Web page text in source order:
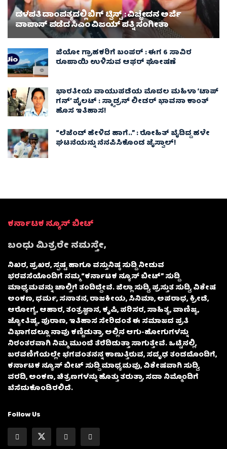
ದಳಪತಿ ದಾಂಪತ್ಯದಲ್ಲಿ ಬಿಗ್ ಟ್ವಿಸ್ಟ್ : ವಿಚ್ಛೇದನ ಅರ್ಜಿ
ವಾಪಾಸ್‌ ಪಡೆದ ಸಿಎಂ ವಿಜಯ್ ಪತ್ನಿ ಸಂಗೀತಾ‌
ಜಿಯೋ ಗ್ರಾಹಕರಿಗೆ ಬಂಪರ್ : ಈಗ 6 ಸಾವಿರ
ರೂಪಾಯಿ ಉಳಿಸುವ ಆಫರ್ ಘೋಷಣೆ
ಭಾರತೀಯ ವಾಯುಪಡೆಯ ಮೊದಲ ಮಹಿಳಾ ‘ಟಾಪ್
ಗನ್’ ಪೈಲಟ್ : ಸ್ಕ್ವಾಡ್ರನ್ ಲೀಡರ್ ಭಾವನಾ ಕಾಂತ್
ಹೊಸ ಇತಿಹಾಸ!
“ಲೆಜೆಂಡ್ ಹೇಳಿದ ಹಾಗೆ..” : ರೋಹಿತ್ ಬೈದಿದ್ದ ಹಳೇ
ಘಟನೆಯನ್ನು ನೆನಪಿಸಿಕೊಂಡ ಜೈಸ್ವಾಲ್!
ಕರ್ನಾಟಕ ನ್ಯೂಸ್ ಬೀಟ್
ಬಂಧು ಮಿತ್ರರೇ ನಮಸ್ತೇ,
ನಿಖರ, ಪ್ರಖರ, ಸ್ಪಷ್ಟ ಹಾಗೂ ವಸ್ತುನಿಷ್ಠ ಸುದ್ದಿ ನೀಡುವ
ಭರವಸೆಯೊಂದಿಗೆ ನಮ್ಮ “ಕರ್ನಾಟಕ ನ್ಯೂಸ್ ಬೀಟ್” ಸುದ್ದಿ
ಮಾಧ್ಯಮವನ್ನು ಚಾಲ್ತಿಗೆ ತಂದಿದ್ದೇವೆ. ಜಿಲ್ಲಾ ಸುದ್ದಿ, ಪ್ರಸ್ತುತ ಸುದ್ದಿ, ವಿಶೇಷ
ಅಂಕಣ, ಧರ್ಮ, ಸನಾತನ, ರಾಜಕೀಯ, ಸಿನಿಮಾ, ಅಪರಾಧ, ಕ್ರೀಡೆ,
ಆರೋಗ್ಯ, ಆಹಾರ, ತಂತ್ರಜ್ಞಾನ, ಕೃಷಿ, ಪರಿಸರ, ಸಾಹಿತ್ಯ, ವಾಣಿಜ್ಯ,
ಜ್ಯೋತಿಷ್ಯ, ಪುರಾಣ, ಇತಿಹಾಸ ಸೇರಿದಂತೆ ಈ ಸಮಾಜದ ಪ್ರತಿ
ವಿಭಾಗದಲ್ಲೂ ನಾವು ಕಣ್ಣಿಡುತ್ತಾ, ಅಲ್ಲಿನ ಆಗು-ಹೋಗುಗಳನ್ನು
ನಿರಂತರವಾಗಿ ನಿಮ್ಮ ಮುಂದೆ ತೆರೆದಿಡುತ್ತಾ ಸಾಗುತ್ತೇವೆ. ಒಟ್ಟಿನಲ್ಲಿ,
ಬರವಣಿಗೆಯಲ್ಲೇ ಭಗವಂತನನ್ನ ಕಾಣುತ್ತಿರುವ, ಸದೃಢ ತಂಡದೊಂದಿಗೆ,
ಕರ್ನಾಟಕ ನ್ಯೂಸ್ ಬೀಟ್ ಸುದ್ದಿ ಮಾಧ್ಯಮವು, ವಿಶೇಷವಾಗಿ ಸುದ್ದಿ,
ವರದಿ, ಅಂಕಣ, ಚಿತ್ರಣಗಳನ್ನು ಹೊತ್ತು ತರುತ್ತಾ, ಸದಾ ನಿಮ್ಮೊಂದಿಗೆ
ಬೆಸೆದುಕೊಂಡಿರಲಿದೆ.
Follow Us